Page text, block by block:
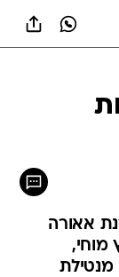
אאורה
מוחי,
מנטילת